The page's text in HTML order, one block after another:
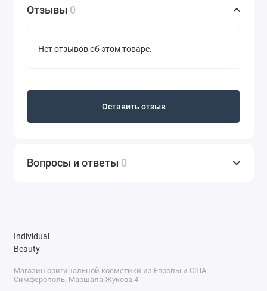
Отзывы 0
Нет отзывов об этом товаре.
Оставить отзыв
Вопросы и ответы 0
Individual
Beauty
Магазин оригинальной косметики из Европы и США
Симферополь, Маршала Жукова 4